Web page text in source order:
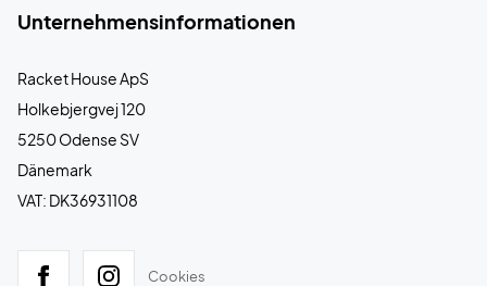
Unternehmensinformationen
Racket House ApS
Holkebjergvej 120
5250 Odense SV
Dänemark
VAT: DK36931108
Cookies